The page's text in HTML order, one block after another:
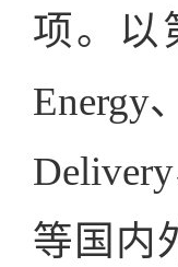
项。以
Energy
等国内